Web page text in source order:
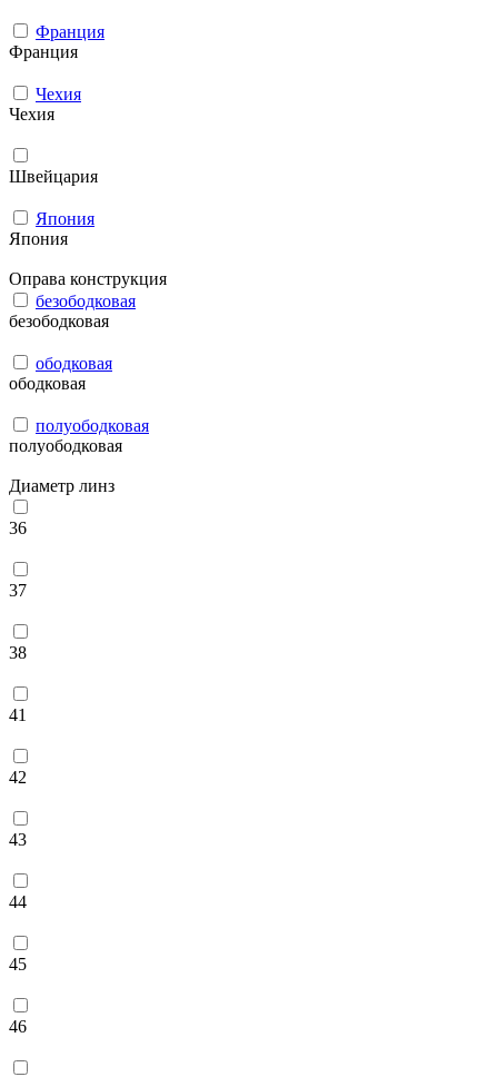
Франция
Франция
Чехия
Чехия
Швейцария
Япония
Япония
Оправа конструкция
безободковая
безободковая
ободковая
ободковая
полуободковая
полуободковая
Диаметр линз
36
37
38
41
42
43
44
45
46